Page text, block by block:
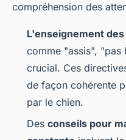
compréhension des
L'enseignement
comme "assis", "pas
crucial. Ces
de façon cohérente
par le chien.
Des conseils pour